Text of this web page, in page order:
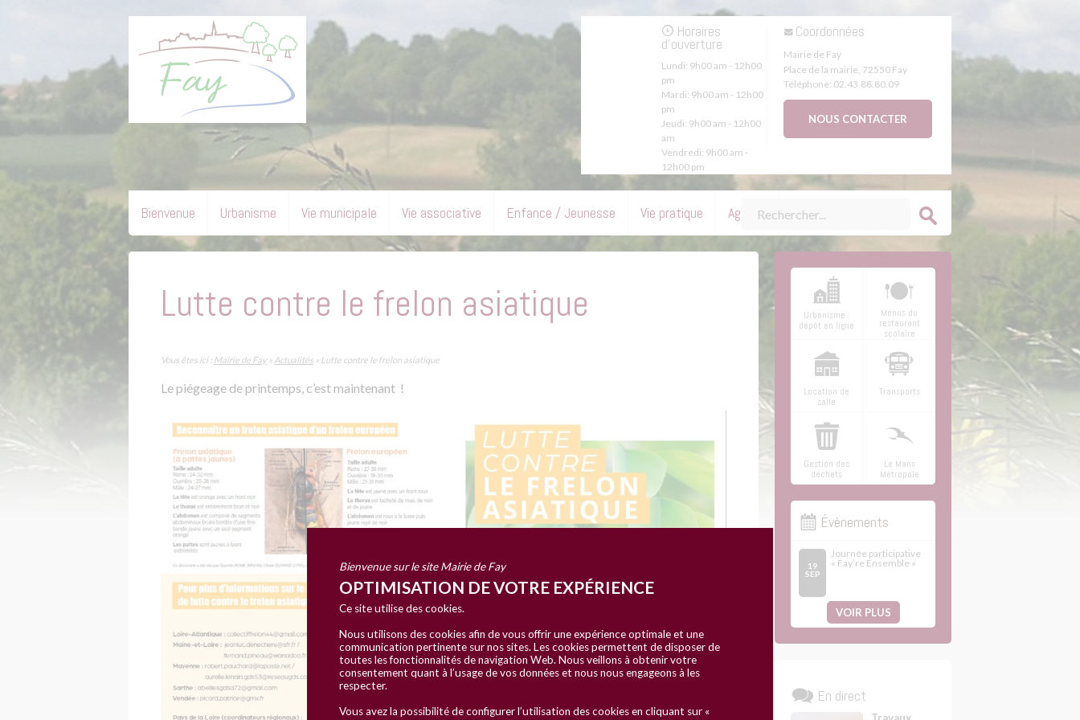
Horaires
d'ouverture
Lundi: 9h00 am - 12h00
pm
Mardi: 9h00 am - 12h00
pm
Jeudi: 9h00 am - 12h00
am
Vendredi: 9h00 am -
12h00 pm
Coordonnées
Mairie de Fay
Place de la mairie, 72550 Fay
Téléphone: 02.43.88.80.09
NOUS CONTACTER
Bienvenue Urbanisme Vie municipale Vie associative Enfance / Jeunesse Vie pratique Agenda
Lutte contre le frelon asiatique
Vous êtes ici : Mairie de Fay » Actualités » Lutte contre le frelon asiatique
Le piégeage de printemps, c’est maintenant !
Urbanisme :
dépôt en ligne
Menus du
restaurant
scolaire
Location de
salle
Transports
Gestion des
déchets
Le Mans
Métropole
Évènements
19
SEP
Journée participative
« Fay’re Ensemble »
VOIR PLUS
En direct
Bienvenue sur le site Mairie de Fay
OPTIMISATION DE VOTRE EXPÉRIENCE
Ce site utilise des cookies.
Nous utilisons des cookies afin de vous offrir une expérience optimale et une
communication pertinente sur nos sites. Les cookies permettent de disposer de
toutes les fonctionnalités de navigation Web. Nous veillons à obtenir votre
consentement quant à l’usage de vos données et nous nous engageons à les
respecter.
Vous avez la possibilité de configurer l’utilisation des cookies en cliquant sur «